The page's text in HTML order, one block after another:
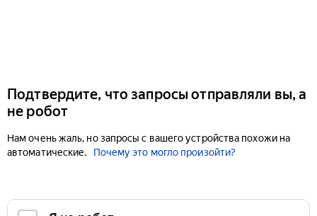
Подтвердите, что запросы отправляли вы, а
не робот
Нам очень жаль, но запросы с вашего устройства похожи на
автоматические.
Почему это могло произойти?